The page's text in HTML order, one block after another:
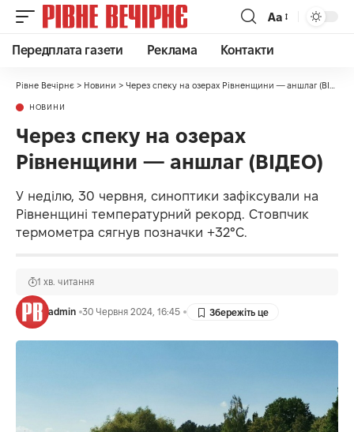
Аа
Передплата газети Реклама Контакти
Рівне Вечірнє > Новини > Через спеку на озерах Рівненщини — аншлаг (ВІДЕО)
НОВИНИ
Через спеку на озерах
Рівненщини — аншлаг (ВІДЕО)
У неділю, 30 червня, синоптики зафіксували на
Рівненщині температурний рекорд. Стовпчик
термометра сягнув позначки +32°C.
admin 30 Червня 2024, 16:45
1 хв. читання